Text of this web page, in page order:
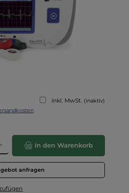
inkl. MwSt. (inaktiv)
Wert ein oder benutze die
In den Warenkorb
anfragen